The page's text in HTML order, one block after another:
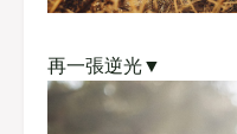
再一張逆光▼